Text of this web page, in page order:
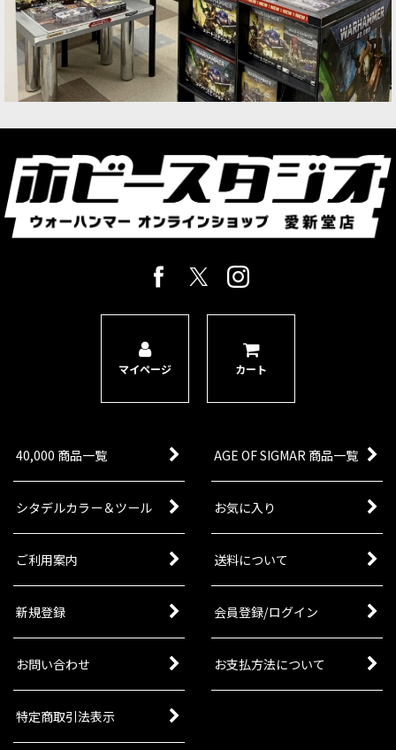
ゲーム「ウォーハンマー40,000」の世界を舞台に
したホビー初心者にぴったりなスターターセッ
ト。同時発売の「ライブラリアン」「バーブゴー
ント」を加えれば各勢力の『コンバットパトロー
ル』規模のコレクショ…
マイページ カート
40,000 商品一覧 AGE OF SIGMAR 商品一覧
シタデルカラー＆ツール お気に入り
ご利用案内 送料について
新規登録 会員登録/ログイン
お問い合わせ お支払方法について
特定商取引法表示